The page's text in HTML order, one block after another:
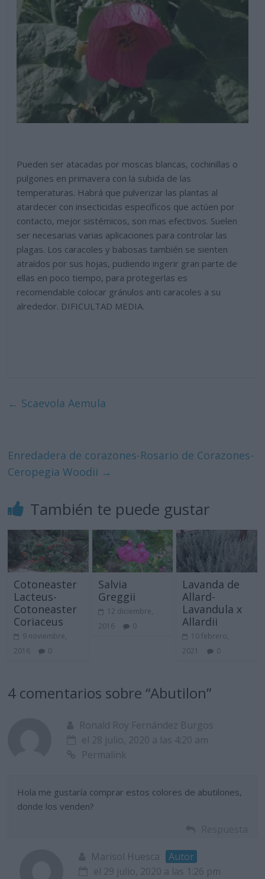
Pueden ser atacadas por moscas blancas, cochinillas o
pulgones en primavera con la subida de las
temperaturas. Habrá que pulverizar las plantas al
atardecer con insecticidas específicos que actúen por
contacto, mejor sistémicos, son mas efectivos. Suelen
ser necesarias varias aplicaciones para controlar las
plagas. Los caracoles y babosas también se sienten
atraídos por sus hojas, pudiendo ingerir gran parte de
ellas en poco tiempo, para protegerlas es
recomendable colocar gránulos anti caracoles a su
alrededor. DIFICULTAD MEDIA.
← Scaevola Aemula
Enredadera de corazones-Rosario de Corazones-
Ceropegia Woodii →
También te puede gustar
Cotoneaster
Lacteus-
Cotoneaster
Coriaceus
9 noviembre,
2016
0
Salvia
Greggii
12 diciembre,
2016
0
Lavanda de
Allard-
Lavandula x
Allardii
10 febrero,
2021
0
4 comentarios sobre “Abutilon”
Ronald Roy Fernández Burgos
el 28 julio, 2020 a las 4:20 am
Permalink
Hola me gustaría comprar estos colores de abutilones,
donde los venden?
Marisol Huesca
Autor
el 29 julio, 2020 a las 1:26 pm